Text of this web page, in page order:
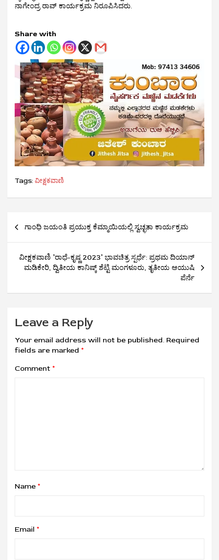
ನಾಗೇಂದ್ರ ರಾವ್ ಕಾರ್ಯಕ್ರಮ ನಿರೂಪಿಸಿದರು.
Share with
Tags: ವೀಕ್ಷಕವಾಣಿ
navigation
ಗಾಂಧಿ ಜಯಂತಿ ಪ್ರಯುಕ್ತ ಕೆಮ್ಮಾಯಿಯಲ್ಲಿ ಸ್ವಚ್ಛತಾ ಕಾರ್ಯಕ್ರಮ
ವೀಕ್ಷಕವಾಣಿ ʼರಾಧೆ-ಕೃಷ್ಣ 2023ʼ ಭಾವಚಿತ್ರ ಸ್ಪರ್ಧೆ: ಪ್ರಥಮ ದಿಯಾನ್
ಮಡಿಕೇರಿ, ದ್ವಿತೀಯ ಕಾನಿಷ್ಕ್‌ ಶೆಟ್ಟಿ ಮಂಗಳೂರು, ತೃತೀಯ ಆಯುಷಿ
ಪೆರ್ನೆ
Leave a Reply
Your email address will not be published. Required
fields are marked *
Comment *
Name *
Email *